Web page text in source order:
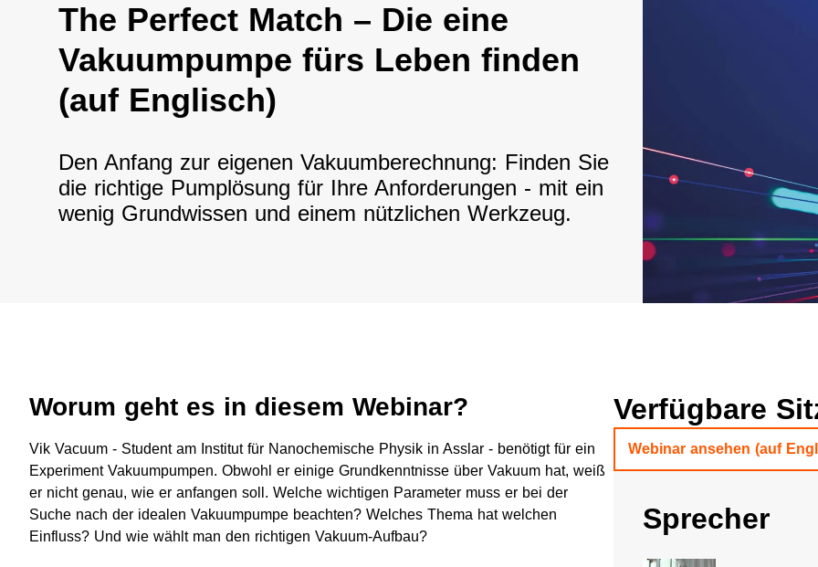
The Perfect Match – Die eine
Vakuumpumpe fürs Leben finden​​
(auf Englisch)
​​Den Anfang zur eigenen Vakuumberechnung: Finden Sie
die richtige Pumplösung für Ihre Anforderungen - mit ein
wenig Grundwissen und einem nützlichen Werkzeug.​
Worum geht es in diesem Webinar?
​​Vik Vacuum - Student am Institut für Nanochemische Physik in Asslar - benötigt für ein
Experiment Vakuumpumpen. Obwohl er einige Grundkenntnisse über Vakuum hat, weiß
er nicht genau, wie er anfangen soll. Welche wichtigen Parameter muss er bei der
Suche nach der idealen Vakuumpumpe beachten? Welches Thema hat welchen
Einfluss? Und wie wählt man den richtigen Vakuum-Aufbau?
Verfügbare
Webinar ansehen (auf
Sprecher